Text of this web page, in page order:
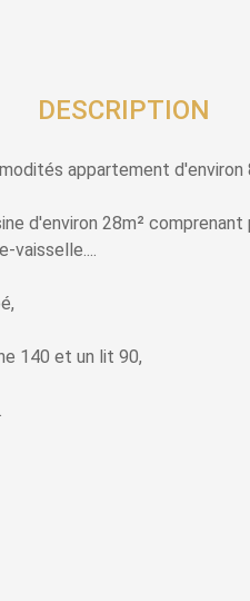
DESCRIPTION
appartement d'environ
d'environ 28m²
140 et un lit 90,